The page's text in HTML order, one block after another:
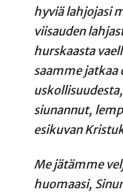
hyviä lahjojasi
viisauden
hurskaasta
saamme
siunannut,
esikuvan
Me jätämme
huomaasi,